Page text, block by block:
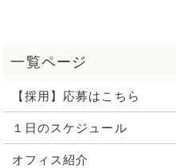
【採用】応募はこちら
１日のスケジュール
オフィス紹介